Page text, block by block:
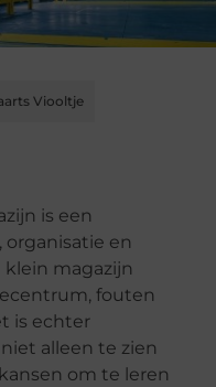
Viooltje
is een
organisatie en
klein magazijn
fouten
is echter
alleen te zien
om te leren